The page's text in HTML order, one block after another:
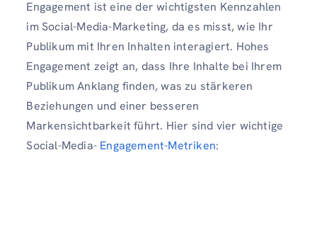
Engagement ist eine der wichtigsten Kennzahlen
im Social-Media-Marketing, da es misst, wie Ihr
Publikum mit Ihren Inhalten interagiert. Hohes
Engagement zeigt an, dass Ihre Inhalte bei Ihrem
Publikum Anklang finden, was zu stärkeren
Beziehungen und einer besseren
Markensichtbarkeit führt. Hier sind vier wichtige
Social-Media- Engagement-Metriken: